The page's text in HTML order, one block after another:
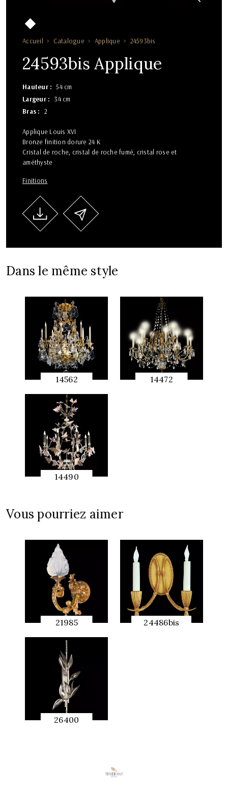
Accueil Catalogue Applique 24593bis
24593bis Applique
Hauteur
54 cm
Largeur
34 cm
Bras
2
Applique Louis XVI
Bronze finition dorure 24 K
Cristal de roche, cristal de roche fumé, cristal rose et
améthyste
Finitions
Dans le même style
14562
APERÇU
RAPIDE
14472
14490
Vous pourriez aimer
21985
APERÇU
RAPIDE
24486bis
26400